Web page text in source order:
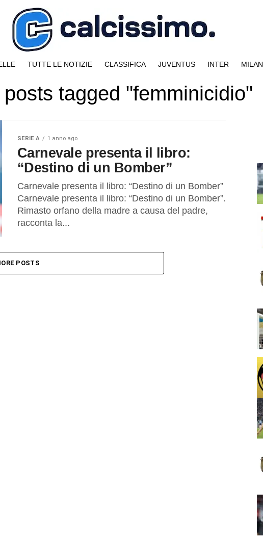
TUTTE LE NOTIZIE CLASSIFICA JUVENTUS INTER MILAN
tagged "femminicidio"
SERIE A 1 anno ago
Carnevale presenta il libro:
“Destino di un Bomber”
Carnevale presenta il libro: “Destino di un Bomber”
Carnevale presenta il libro: “Destino di un Bomber”.
Rimasto orfano della madre a causa del padre,
racconta la...
POSTS